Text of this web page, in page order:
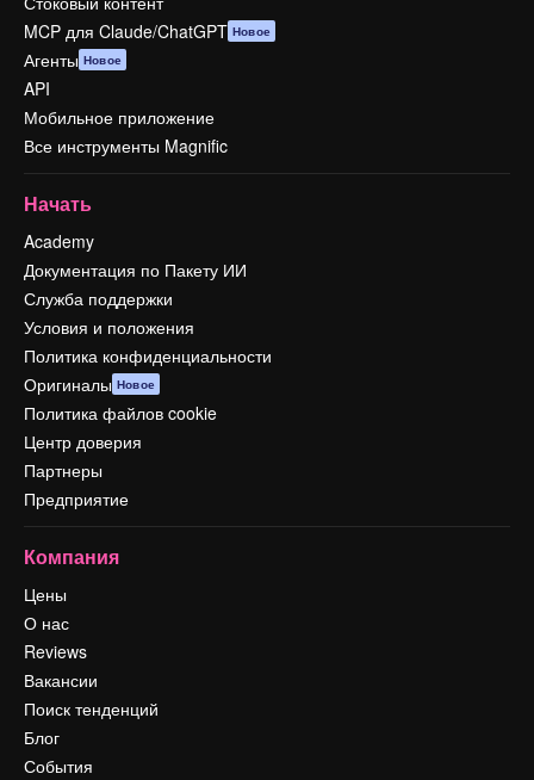
MCP для Claude/ChatGPT Новое
Агенты Новое
API
Мобильное приложение
Все инструменты Magnific
Начать
Academy
Документация по Пакету ИИ
Служба поддержки
Условия и положения
Политика конфиденциальности
Оригиналы Новое
Политика файлов cookie
Центр доверия
Партнеры
Предприятие
Компания
Цены
О нас
Reviews
Вакансии
Поиск тенденций
Блог
События